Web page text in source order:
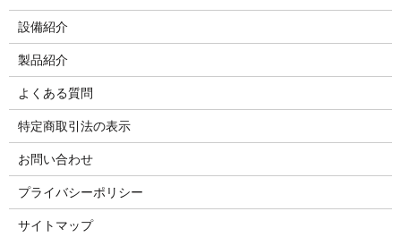
設備紹介
製品紹介
よくある質問
特定商取引法の表示
お問い合わせ
プライバシーポリシー
サイトマップ